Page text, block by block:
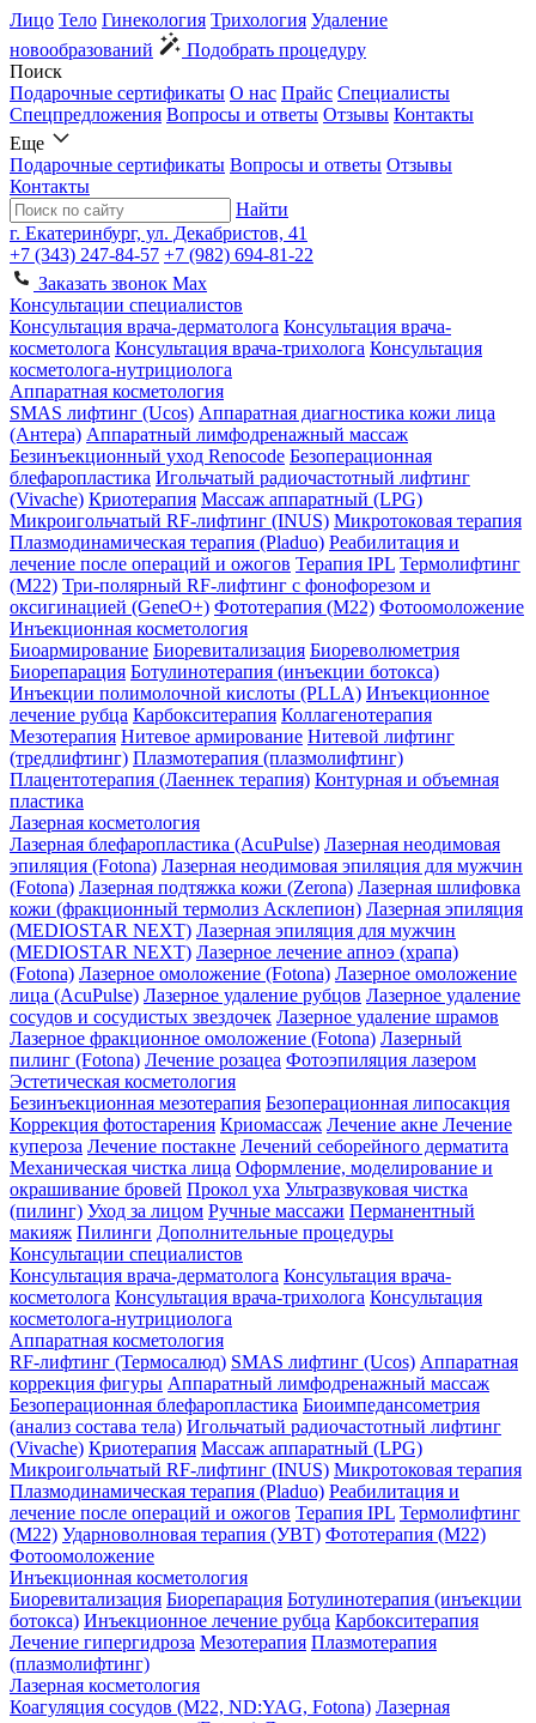
Лицо Тело Гинекология Трихология Удаление
новообразований
Подобрать процедуру
Поиск
Подарочные сертификаты О нас Прайс Специалисты
Спецпредложения Вопросы и ответы Отзывы Контакты
Еще
Подарочные сертификаты Вопросы и ответы Отзывы
Контакты
Найти
г. Екатеринбург, ул. Декабристов, 41
+7 (343) 247-84-57 +7 (982) 694-81-22
Заказать звонок Max
Консультации специалистов
Консультация врача-дерматолога Консультация врача-
косметолога Консультация врача-трихолога Консультация
косметолога-нутрициолога
Аппаратная косметология
SMAS лифтинг (Ucos) Аппаратная диагностика кожи лица
(Антера) Аппаратный лимфодренажный массаж
Безинъекционный уход Renocode Безоперационная
блефаропластика Игольчатый радиочастотный лифтинг
(Vivache) Криотерапия Массаж аппаратный (LPG)
Микроигольчатый RF-лифтинг (INUS) Микротоковая терапия
Плазмодинамическая терапия (Pladuo) Реабилитация и
лечение после операций и ожогов Терапия IPL Термолифтинг
(M22) Три-полярный RF-лифтинг c фонофорезом и
оксигинацией (GeneO+) Фототерапия (М22) Фотоомоложение
Инъекционная косметология
Биоармирование Биоревитализация Биореволюметрия
Биорепарация Ботулинотерапия (инъекции ботокса)
Инъекции полимолочной кислоты (PLLA) Инъекционное
лечение рубца Карбокситерапия Коллагенотерапия
Мезотерапия Нитевое армирование Нитевой лифтинг
(тредлифтинг) Плазмотерапия (плазмолифтинг)
Плацентотерапия (Лаеннек терапия) Контурная и объемная
пластика
Лазерная косметология
Лазерная блефаропластика (AcuPulse) Лазерная неодимовая
эпиляция (Fotona) Лазерная неодимовая эпиляция для мужчин
(Fotona) Лазерная подтяжка кожи (Zerona) Лазерная шлифовка
кожи (фракционный термолиз Асклепион) Лазерная эпиляция
(MEDIOSTAR NEXT) Лазерная эпиляция для мужчин
(MEDIOSTAR NEXT) Лазерное лечение апноэ (храпа)
(Fotona) Лазерное омоложение (Fotona) Лазерное омоложение
лица (AcuPulse) Лазерное удаление рубцов Лазерное удаление
сосудов и сосудистых звездочек Лазерное удаление шрамов
Лазерное фракционное омоложение (Fotona) Лазерный
пилинг (Fotona) Лечение розацеа Фотоэпиляция лазером
Эстетическая косметология
Безинъекционная мезотерапия Безоперационная липосакция
Коррекция фотостарения Криомассаж Лечение акне Лечение
купероза Лечение постакне Лечений себорейного дерматита
Механическая чистка лица Оформление, моделирование и
окрашивание бровей Прокол уха Ультразвуковая чистка
(пилинг) Уход за лицом Ручные массажи Перманентный
макияж Пилинги Дополнительные процедуры
Консультации специалистов
Консультация врача-дерматолога Консультация врача-
косметолога Консультация врача-трихолога Консультация
косметолога-нутрициолога
Аппаратная косметология
RF-лифтинг (Термосалюд) SMAS лифтинг (Ucos) Аппаратная
коррекция фигуры Аппаратный лимфодренажный массаж
Безоперационная блефаропластика Биоимпедансометрия
(анализ состава тела) Игольчатый радиочастотный лифтинг
(Vivache) Криотерапия Массаж аппаратный (LPG)
Микроигольчатый RF-лифтинг (INUS) Микротоковая терапия
Плазмодинамическая терапия (Pladuo) Реабилитация и
лечение после операций и ожогов Терапия IPL Термолифтинг
(M22) Ударноволновая терапия (УВТ) Фототерапия (М22)
Фотоомоложение
Инъекционная косметология
Биоревитализация Биорепарация Ботулинотерапия (инъекции
ботокса) Инъекционное лечение рубца Карбокситерапия
Лечение гипергидроза Мезотерапия Плазмотерапия
(плазмолифтинг)
Лазерная косметология
Коагуляция сосудов (М22, ND:YAG, Fotona) Лазерная